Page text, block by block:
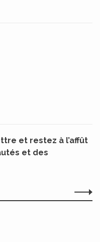
et restez à l’affût
et des